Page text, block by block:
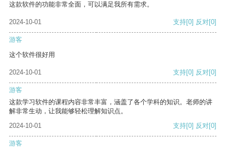
这款软件的功能非常全面，可以满足我所有需求。
2024-10-01 支持[0] 反对[0]
游客
这个软件很好用
2024-10-01 支持[0] 反对[0]
游客
这款学习软件的课程内容非常丰富，涵盖了各个学科的知识。老师的讲
解非常生动，让我能够轻松理解知识点。
2024-10-01
支持[0] 反对[0]
游客